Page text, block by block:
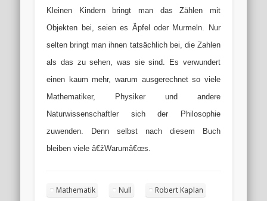
Kleinen Kindern bringt man das Zählen mit
Objekten bei, seien es Äpfel oder Murmeln. Nur
selten bringt man ihnen tatsächlich bei, die Zahlen
als das zu sehen, was sie sind. Es verwundert
einen kaum mehr, warum ausgerechnet so viele
Mathematiker, Physiker und andere
Naturwissenschaftler sich der Philosophie
zuwenden. Denn selbst nach diesem Buch
bleiben viele â€žWarumâ€œs.
Mathematik Null Robert Kaplan